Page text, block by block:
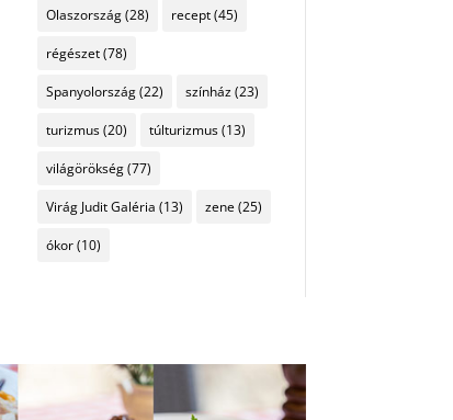
Olaszország(28) recept(45)
régészet(78)
Spanyolország(22) színház(23)
turizmus(20) túlturizmus(13)
világörökség(77)
Virág Judit Galéria (13) zene (25)
ókor(10)